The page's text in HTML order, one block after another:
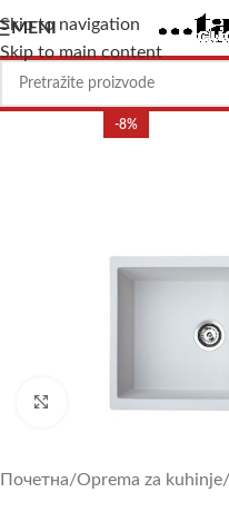
Skip to navigation
Skip to main content
MENI
-8%
Uvećajte sliku
Почетна Oprema za kuhinje